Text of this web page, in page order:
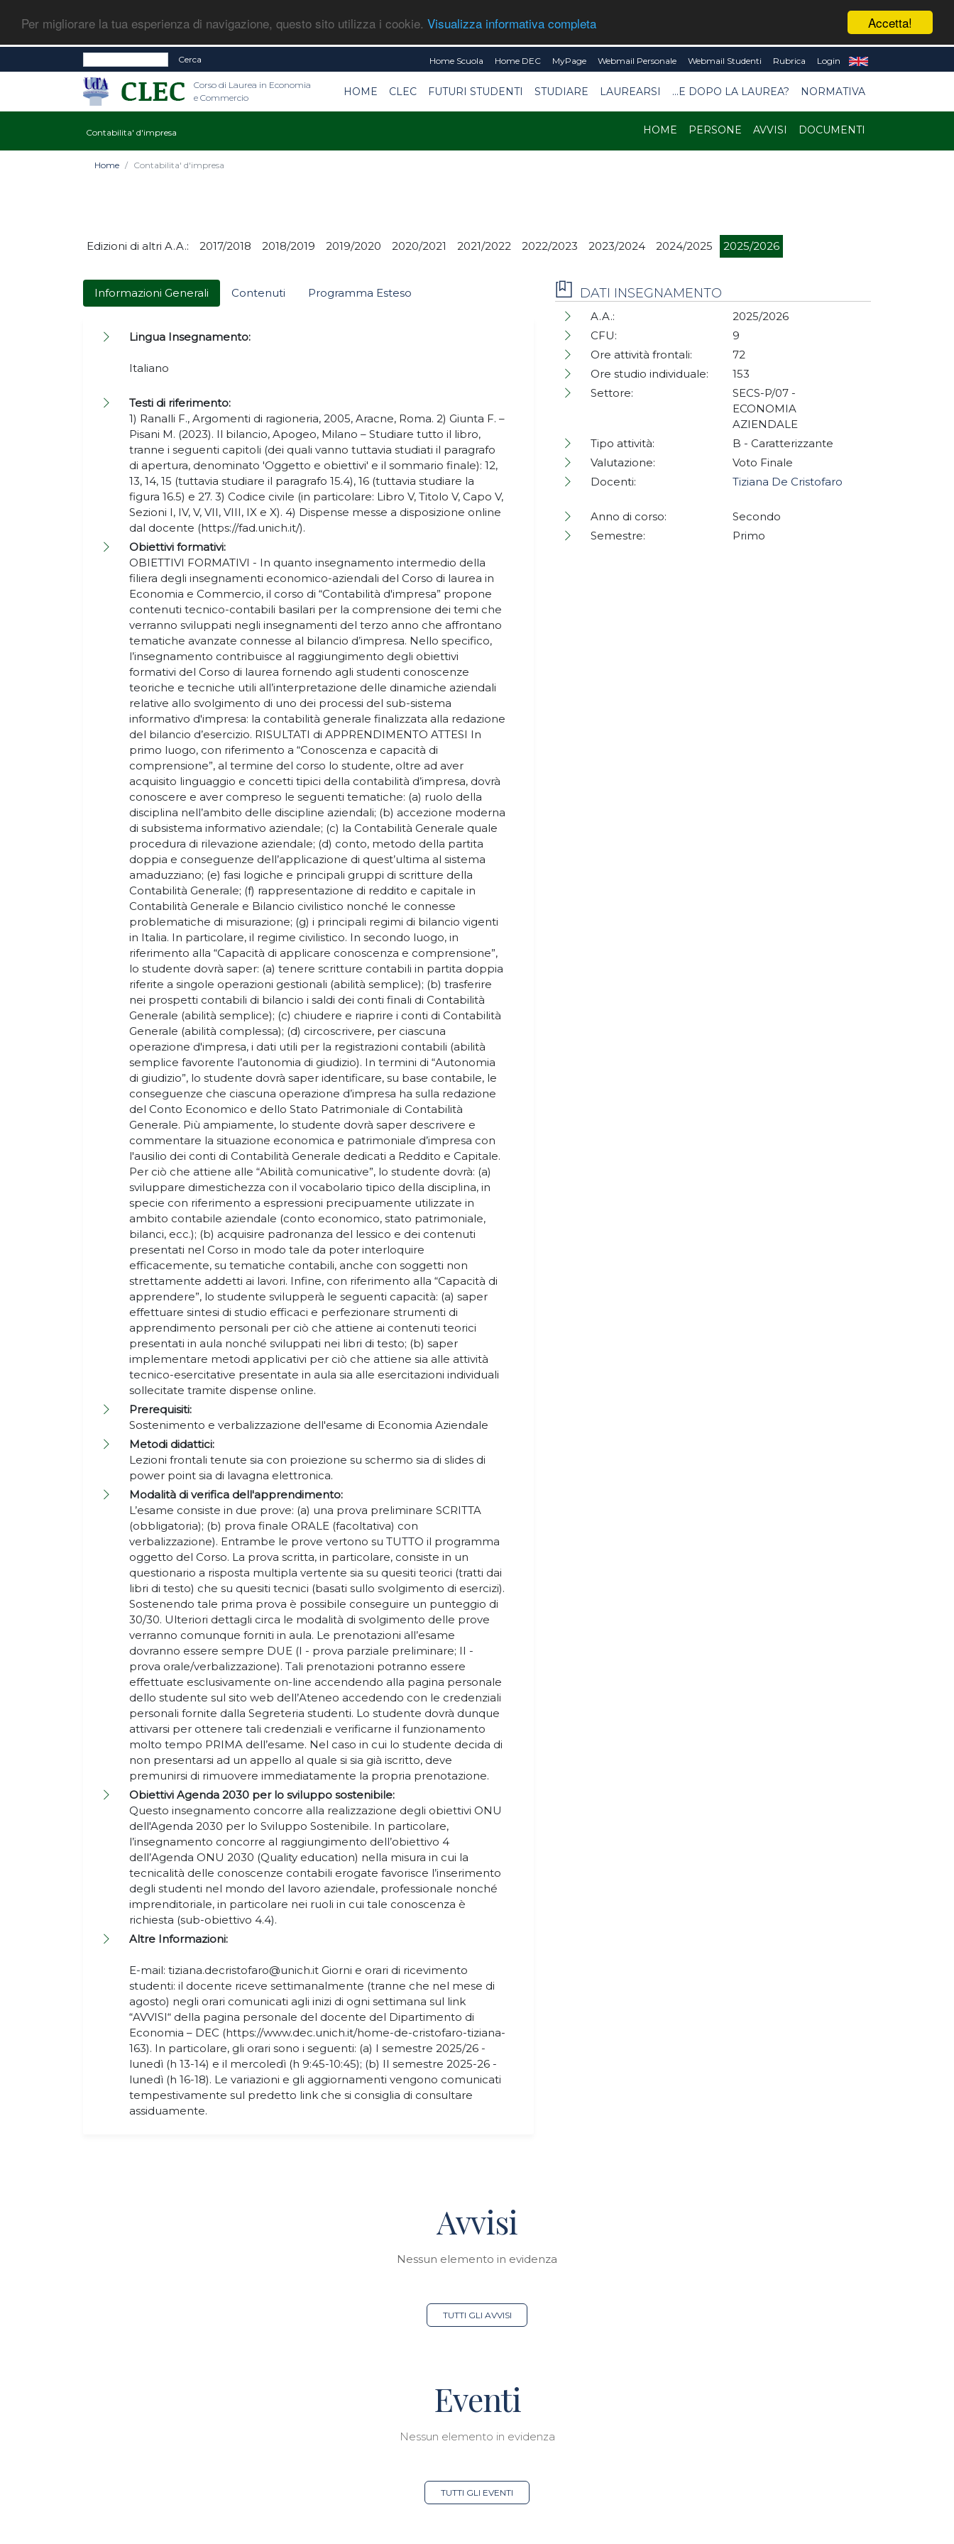
Accetta!
Per migliorare la tua esperienza di navigazione, questo sito utilizza i cookie. Visualizza informativa completa
Cerca Home Scuola Home DEC MyPage Webmail Personale Webmail Studenti Rubrica Login
Corso di Laurea in Economia
e Commercio
HOME CLEC FUTURI STUDENTI STUDIARE LAUREARSI ...E DOPO LA LAUREA? NORMATIVA
Contabilita' d'impresa HOME PERSONE AVVISI DOCUMENTI
Home Contabilita' d'impresa
Edizioni di altri A.A.: 2017/2018 2018/2019 2019/2020 2020/2021 2021/2022 2022/2023 2023/2024 2024/2025 2025/2026
Informazioni Generali Contenuti Programma Esteso
Lingua Insegnamento:
Italiano
Testi di riferimento:
1) Ranalli F., Argomenti di ragioneria, 2005, Aracne, Roma. 2) Giunta F. –
Pisani M. (2023). Il bilancio, Apogeo, Milano – Studiare tutto il libro,
tranne i seguenti capitoli (dei quali vanno tuttavia studiati il paragrafo
di apertura, denominato 'Oggetto e obiettivi' e il sommario finale): 12,
13, 14, 15 (tuttavia studiare il paragrafo 15.4), 16 (tuttavia studiare la
figura 16.5) e 27. 3) Codice civile (in particolare: Libro V, Titolo V, Capo V,
Sezioni I, IV, V, VII, VIII, IX e X). 4) Dispense messe a disposizione online
dal docente (https://fad.unich.it/).
Obiettivi formativi:
OBIETTIVI FORMATIVI - In quanto insegnamento intermedio della
filiera degli insegnamenti economico-aziendali del Corso di laurea in
Economia e Commercio, il corso di “Contabilità d'impresa” propone
contenuti tecnico-contabili basilari per la comprensione dei temi che
verranno sviluppati negli insegnamenti del terzo anno che affrontano
tematiche avanzate connesse al bilancio d’impresa. Nello specifico,
l’insegnamento contribuisce al raggiungimento degli obiettivi
formativi del Corso di laurea fornendo agli studenti conoscenze
teoriche e tecniche utili all’interpretazione delle dinamiche aziendali
relative allo svolgimento di uno dei processi del sub-sistema
informativo d'impresa: la contabilità generale finalizzata alla redazione
del bilancio d’esercizio. RISULTATI di APPRENDIMENTO ATTESI In
primo luogo, con riferimento a “Conoscenza e capacità di
comprensione”, al termine del corso lo studente, oltre ad aver
acquisito linguaggio e concetti tipici della contabilità d’impresa, dovrà
conoscere e aver compreso le seguenti tematiche: (a) ruolo della
disciplina nell’ambito delle discipline aziendali; (b) accezione moderna
di subsistema informativo aziendale; (c) la Contabilità Generale quale
procedura di rilevazione aziendale; (d) conto, metodo della partita
doppia e conseguenze dell’applicazione di quest’ultima al sistema
amaduzziano; (e) fasi logiche e principali gruppi di scritture della
Contabilità Generale; (f) rappresentazione di reddito e capitale in
Contabilità Generale e Bilancio civilistico nonché le connesse
problematiche di misurazione; (g) i principali regimi di bilancio vigenti
in Italia. In particolare, il regime civilistico. In secondo luogo, in
riferimento alla “Capacità di applicare conoscenza e comprensione”,
lo studente dovrà saper: (a) tenere scritture contabili in partita doppia
riferite a singole operazioni gestionali (abilità semplice); (b) trasferire
nei prospetti contabili di bilancio i saldi dei conti finali di Contabilità
Generale (abilità semplice); (c) chiudere e riaprire i conti di Contabilità
Generale (abilità complessa); (d) circoscrivere, per ciascuna
operazione d'impresa, i dati utili per la registrazioni contabili (abilità
semplice favorente l’autonomia di giudizio). In termini di “Autonomia
di giudizio”, lo studente dovrà saper identificare, su base contabile, le
conseguenze che ciascuna operazione d’impresa ha sulla redazione
del Conto Economico e dello Stato Patrimoniale di Contabilità
Generale. Più ampiamente, lo studente dovrà saper descrivere e
commentare la situazione economica e patrimoniale d’impresa con
l'ausilio dei conti di Contabilità Generale dedicati a Reddito e Capitale.
Per ciò che attiene alle “Abilità comunicative”, lo studente dovrà: (a)
sviluppare dimestichezza con il vocabolario tipico della disciplina, in
specie con riferimento a espressioni precipuamente utilizzate in
ambito contabile aziendale (conto economico, stato patrimoniale,
bilanci, ecc.); (b) acquisire padronanza del lessico e dei contenuti
presentati nel Corso in modo tale da poter interloquire
efficacemente, su tematiche contabili, anche con soggetti non
strettamente addetti ai lavori. Infine, con riferimento alla “Capacità di
apprendere”, lo studente svilupperà le seguenti capacità: (a) saper
effettuare sintesi di studio efficaci e perfezionare strumenti di
apprendimento personali per ciò che attiene ai contenuti teorici
presentati in aula nonché sviluppati nei libri di testo; (b) saper
implementare metodi applicativi per ciò che attiene sia alle attività
tecnico-esercitative presentate in aula sia alle esercitazioni individuali
sollecitate tramite dispense online.
Prerequisiti:
Sostenimento e verbalizzazione dell'esame di Economia Aziendale
Metodi didattici:
Lezioni frontali tenute sia con proiezione su schermo sia di slides di
power point sia di lavagna elettronica.
Modalità di verifica dell'apprendimento:
L’esame consiste in due prove: (a) una prova preliminare SCRITTA
(obbligatoria); (b) prova finale ORALE (facoltativa) con
verbalizzazione). Entrambe le prove vertono su TUTTO il programma
oggetto del Corso. La prova scritta, in particolare, consiste in un
questionario a risposta multipla vertente sia su quesiti teorici (tratti dai
libri di testo) che su quesiti tecnici (basati sullo svolgimento di esercizi).
Sostenendo tale prima prova è possibile conseguire un punteggio di
30/30. Ulteriori dettagli circa le modalità di svolgimento delle prove
verranno comunque forniti in aula. Le prenotazioni all’esame
dovranno essere sempre DUE (I - prova parziale preliminare; II -
prova orale/verbalizzazione). Tali prenotazioni potranno essere
effettuate esclusivamente on-line accendendo alla pagina personale
dello studente sul sito web dell’Ateneo accedendo con le credenziali
personali fornite dalla Segreteria studenti. Lo studente dovrà dunque
attivarsi per ottenere tali credenziali e verificarne il funzionamento
molto tempo PRIMA dell’esame. Nel caso in cui lo studente decida di
non presentarsi ad un appello al quale si sia già iscritto, deve
premunirsi di rimuovere immediatamente la propria prenotazione.
Obiettivi Agenda 2030 per lo sviluppo sostenibile:
Questo insegnamento concorre alla realizzazione degli obiettivi ONU
dell'Agenda 2030 per lo Sviluppo Sostenibile. In particolare,
l’insegnamento concorre al raggiungimento dell’obiettivo 4
dell’Agenda ONU 2030 (Quality education) nella misura in cui la
tecnicalità delle conoscenze contabili erogate favorisce l’inserimento
degli studenti nel mondo del lavoro aziendale, professionale nonché
imprenditoriale, in particolare nei ruoli in cui tale conoscenza è
richiesta (sub-obiettivo 4.4).
Altre Informazioni:
E-mail: tiziana.decristofaro@unich.it Giorni e orari di ricevimento
studenti: il docente riceve settimanalmente (tranne che nel mese di
agosto) negli orari comunicati agli inizi di ogni settimana sul link
“AVVISI“ della pagina personale del docente del Dipartimento di
Economia – DEC (https://www.dec.unich.it/home-de-cristofaro-tiziana-
163). In particolare, gli orari sono i seguenti: (a) I semestre 2025/26 -
lunedì (h 13-14) e il mercoledì (h 9:45-10:45); (b) II semestre 2025-26 -
lunedì (h 16-18). Le variazioni e gli aggiornamenti vengono comunicati
tempestivamente sul predetto link che si consiglia di consultare
assiduamente.
DATI INSEGNAMENTO
A.A.:
2025/2026
CFU:
9
Ore attività frontali:
72
Ore studio individuale:
153
Settore:
SECS-P/07 -
ECONOMIA
AZIENDALE
Tipo attività:
B - Caratterizzante
Valutazione:
Voto Finale
Docenti:
Tiziana De Cristofaro
Anno di corso:
Secondo
Semestre:
Primo
Avvisi
Nessun elemento in evidenza
TUTTI GLI AVVISI
Eventi
Nessun elemento in evidenza
TUTTI GLI EVENTI